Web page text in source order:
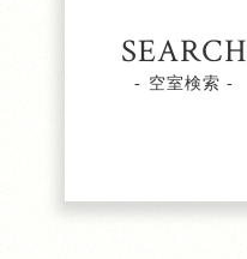
SEARCH
- 空室検索 -